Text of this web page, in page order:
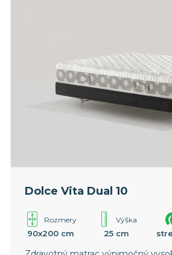
Dolce Vita Dual 10
Rozmery
90x200 cm
Výška
25 cm